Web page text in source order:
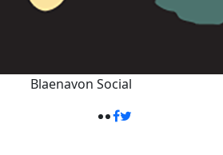
Blaenavon Social